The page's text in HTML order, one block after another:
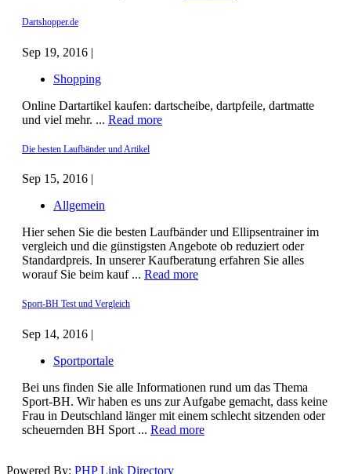
Dartshopper.de
Sep 19, 2016 |
Shopping
Online Dartartikel kaufen: dartscheibe, dartpfeile, dartmatte
und viel mehr. ... Read more
Die besten Laufbänder und Artikel
Sep 15, 2016 |
Allgemein
Hier sehen Sie die besten Laufbänder und Ellipsentrainer im
vergleich und die günstigsten Angebote ob reduziert oder
Standardpreis. In unserer Kaufberatung erfahren Sie alles
worauf Sie beim kauf ... Read more
Sport-BH Test und Vergleich
Sep 14, 2016 |
Sportportale
Bei uns finden Sie alle Informationen rund um das Thema
Sport-BH. Wir haben es uns zur Aufgabe gemacht, dass keine
Frau in Deutschland länger mit einem schlecht sitzenden oder
scheuernden BH Sport ... Read more
Powered By: PHP Link Directory